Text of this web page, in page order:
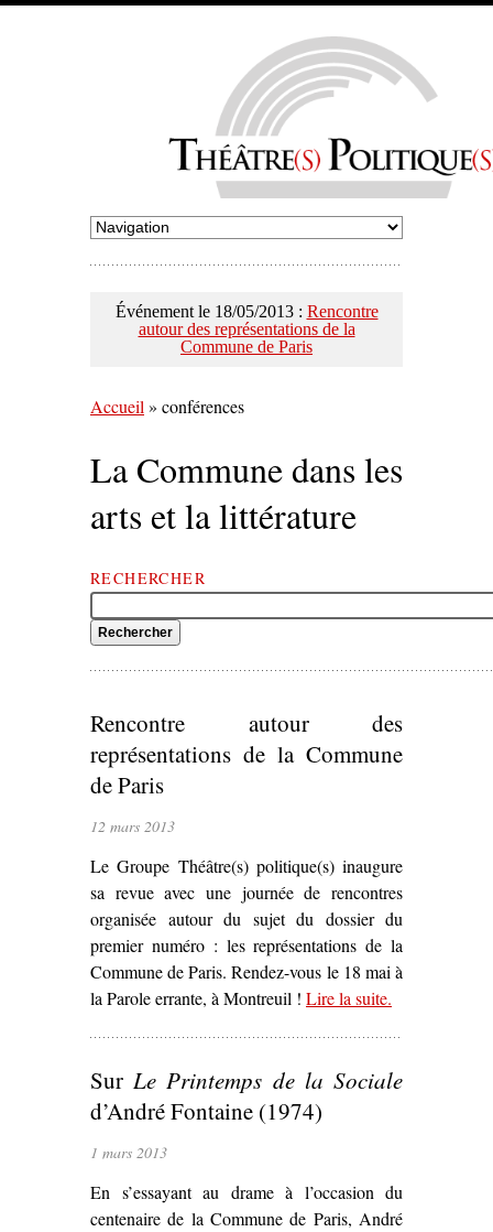
Événement le 18/05/2013 : Rencontre
autour des représentations de la
Commune de Paris
Accueil » conférences
La Commune dans les
arts et la littérature
RECHERCHER
Rencontre autour des
représentations de la Commune
de Paris
12 mars 2013
Le Groupe Théâtre(s) politique(s) inaugure
sa revue avec une journée de rencontres
organisée autour du sujet du dossier du
premier numéro : les représentations de la
Commune de Paris. Rendez-vous le 18 mai à
la Parole errante, à Montreuil ! Lire la suite– ‘Rencontre
de la
.
SurLe Printemps de la Sociale
d’André Fontaine (1974)
1 mars 2013
En s’essayant au drame à l’occasion du
centenaire de la Commune de Paris, André